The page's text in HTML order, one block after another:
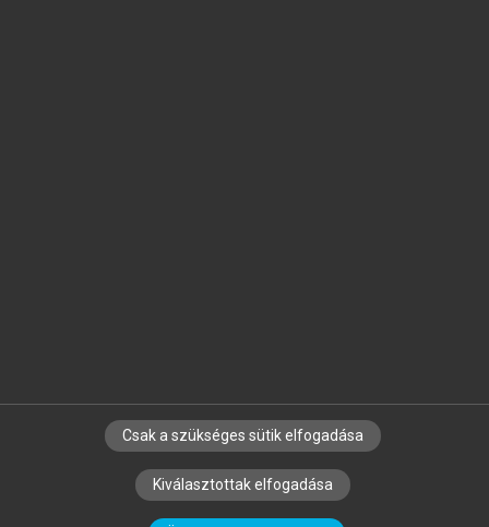
SZERZŐKNEK CÉGEKNEK KÖNYVTÁROSOKNAK
SZERKESZTÉSI ÉS LEKTORÁLÁSI ALAPELVEK
Csak a szükséges sütik elfogadása
Kiválasztottak elfogadása